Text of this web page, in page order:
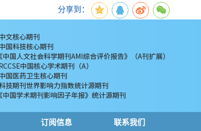
分享到：
订阅信息 联系我们